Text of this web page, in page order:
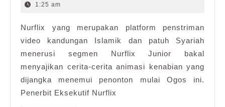
1:25 am
Nurflix yang merupakan platform penstriman
video kandungan Islamik dan patuh Syariah
menerusi segmen Nurflix Junior bakal
menyajikan cerita-cerita animasi kenabian yang
dijangka menemui penonton mulai Ogos ini.
Penerbit Eksekutif Nurflix